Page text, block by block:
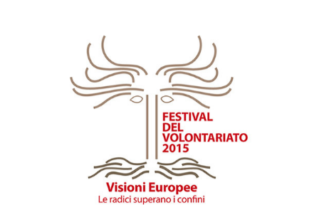
© Centro nazionale per il volontariato